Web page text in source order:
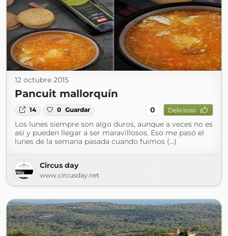
12 octubre 2015
Pancuit mallorquín
14 0 Guardar 0 Delicioso
Los lunes siempre son algo duros, aunque a veces no es
así y pueden llegar a ser maravillosos. Eso me pasó el
lunes de la semana pasada cuando fuimos (...)
Circus day
www.circusday.net